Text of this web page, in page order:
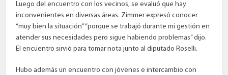
Luego del encuentro con los vecinos, se evaluó que hay
inconvenientes en diversas áreas. Zimmer expresó conocer
“muy bien la situación” “porque se trabajó durante mi gestión en
atender sus necesidades pero sigue habiendo problemas” dijo.
El encuentro sirvió para tomar nota junto al diputado Roselli.
Hubo además un encuentro con jóvenes e intercambio con